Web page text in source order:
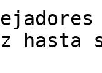
hasta